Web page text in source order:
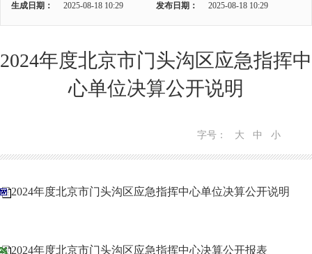
生成日期：
2025-08-18 10:29 发布日期： 2025-08-18 10:29
2024年度北京市门头沟区应急指挥中
心单位决算公开说明
字号： 大 中 小
2024年度北京市门头沟区应急指挥中心单位决算公开说明
2024年度北京市门头沟区应急指挥中心决算公开报表